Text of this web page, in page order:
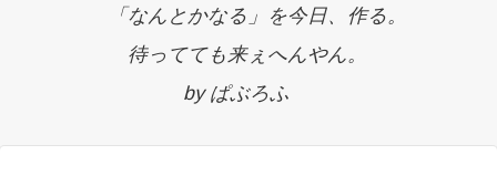
「なんとかなる」を今日、作る。
待ってても来ぇへんやん。
by ぱぶろふ